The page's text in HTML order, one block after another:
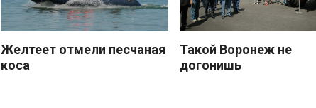
Желтеет отмели песчаная
коса
Такой Воронеж не
догонишь